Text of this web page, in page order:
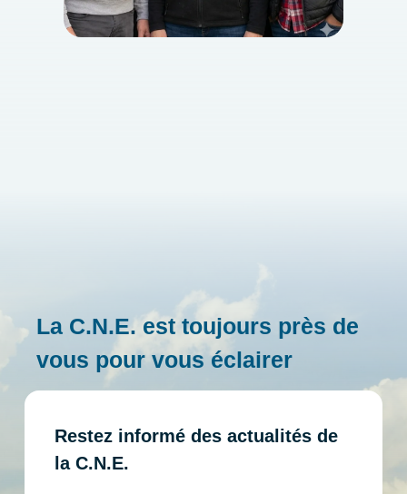
La C.N.E. est toujours près de
vous pour vous éclairer
Restez informé des actualités de
la C.N.E.